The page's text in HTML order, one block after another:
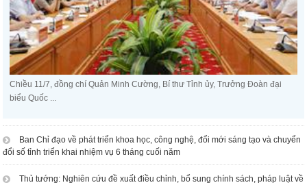
Chiều 11/7, đồng chí Quản Minh Cường, Bí thư Tỉnh ủy, Trưởng Đoàn đại
biểu Quốc ...
Ban Chỉ đạo về phát triển khoa học, công nghệ, đổi mới sáng tạo và chuyển
đổi số tỉnh triển khai nhiệm vụ 6 tháng cuối năm
Thủ tướng: Nghiên cứu đề xuất điều chỉnh, bổ sung chính sách, pháp luật về